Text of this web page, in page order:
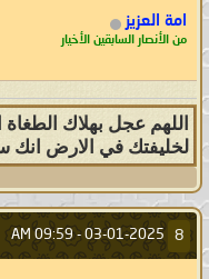
امة العزيز
من الأنصار السابقين الأخيار
اللهم عجل بهلاك
لخليفتك في الارض انك
8
03-01-2025 -
09:59 AM